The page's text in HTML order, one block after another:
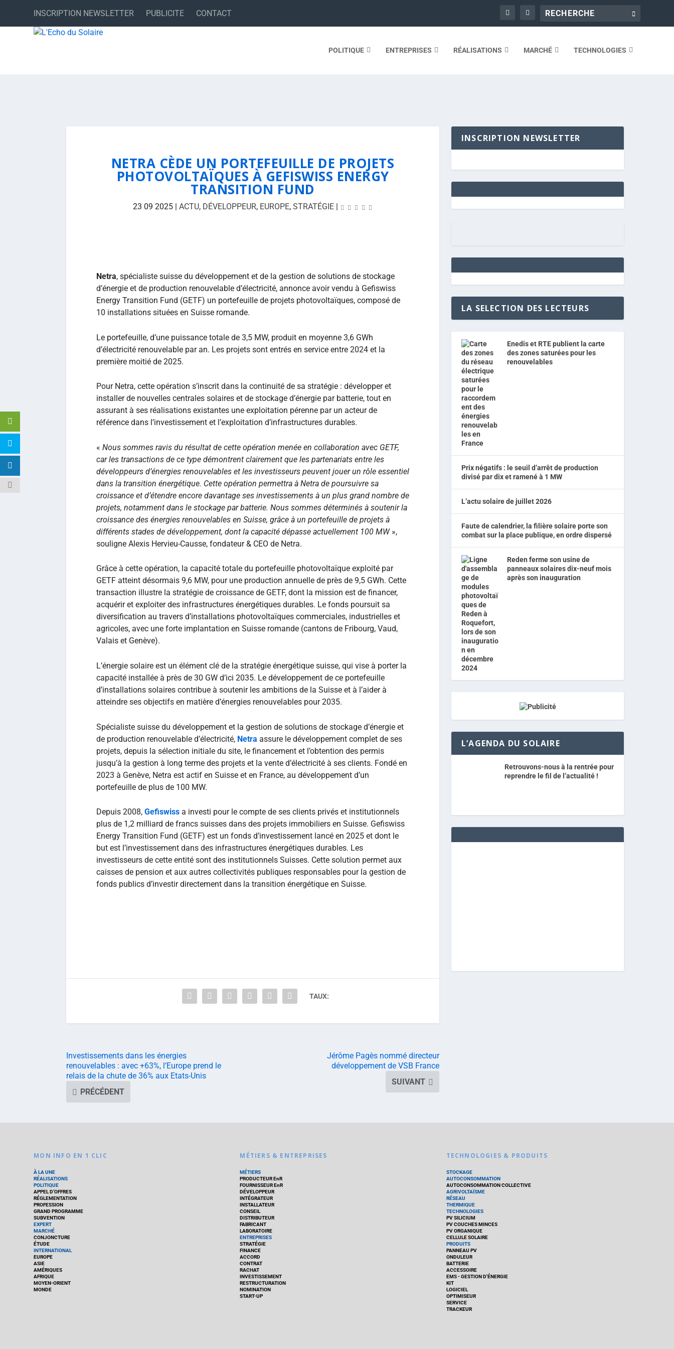
INSCRIPTION NEWSLETTER PUBLICITE CONTACT
POLITIQUE ENTREPRISES RÉALISATIONS MARCHÉ TECHNOLOGIES
NETRA CÈDE UN PORTEFEUILLE DE PROJETS
PHOTOVOLTAÏQUES À GEFISWISS ENERGY
TRANSITION FUND
23 09 2025| ACTU, DÉVELOPPEUR, EUROPE, STRATÉGIE|
Netra, spécialiste suisse du développement et de la gestion de solutions de stockage
d’énergie et de production renouvelable d’électricité, annonce avoir vendu à Gefiswiss
Energy Transition Fund (GETF) un portefeuille de projets photovoltaïques, composé de
10 installations situées en Suisse romande.
Le portefeuille, d’une puissance totale de 3,5 MW, produit en moyenne 3,6 GWh
d’électricité renouvelable par an. Les projets sont entrés en service entre 2024 et la
première moitié de 2025.
Pour Netra, cette opération s’inscrit dans la continuité de sa stratégie : développer et
installer de nouvelles centrales solaires et de stockage d’énergie par batterie, tout en
assurant à ses réalisations existantes une exploitation pérenne par un acteur de
référence dans l’investissement et l’exploitation d’infrastructures durables.
« Nous sommes ravis du résultat de cette opération menée en collaboration avec GETF,
car les transactions de ce type démontrent clairement que les partenariats entre les
développeurs d’énergies renouvelables et les investisseurs peuvent jouer un rôle essentiel
dans la transition énergétique. Cette opération permettra à Netra de poursuivre sa
croissance et d’étendre encore davantage ses investissements à un plus grand nombre de
projets, notamment dans le stockage par batterie. Nous sommes déterminés à soutenir la
croissance des énergies renouvelables en Suisse, grâce à un portefeuille de projets à
différents stades de développement, dont la capacité dépasse actuellement 100 MW»,
souligne Alexis Hervieu-Causse, fondateur & CEO de Netra.
Grâce à cette opération, la capacité totale du portefeuille photovoltaïque exploité par
GETF atteint désormais 9,6 MW, pour une production annuelle de près de 9,5 GWh. Cette
transaction illustre la stratégie de croissance de GETF, dont la mission est de financer,
acquérir et exploiter des infrastructures énergétiques durables. Le fonds poursuit sa
diversification au travers d’installations photovoltaïques commerciales, industrielles et
agricoles, avec une forte implantation en Suisse romande (cantons de Fribourg, Vaud,
Valais et Genève).
L’énergie solaire est un élément clé de la stratégie énergétique suisse, qui vise à porter la
capacité installée à près de 30 GW d’ici 2035. Le développement de ce portefeuille
d’installations solaires contribue à soutenir les ambitions de la Suisse et à l’aider à
atteindre ses objectifs en matière d’énergies renouvelables pour 2035.
Spécialiste suisse du développement et la gestion de solutions de stockage d’énergie et
de production renouvelable d’électricité, Netra assure le développement complet de ses
projets, depuis la sélection initiale du site, le financement et l’obtention des permis
jusqu’à la gestion à long terme des projets et la vente d’électricité à ses clients. Fondé en
2023 à Genève, Netra est actif en Suisse et en France, au développement d’un
portefeuille de plus de 100 MW.
Depuis 2008, Gefiswiss a investi pour le compte de ses clients privés et institutionnels
plus de 1,2 milliard de francs suisses dans des projets immobiliers en Suisse. Gefiswiss
Energy Transition Fund (GETF) est un fonds d’investissement lancé en 2025 et dont le
but est l’investissement dans des infrastructures énergétiques durables. Les
investisseurs de cette entité sont des institutionnels Suisses. Cette solution permet aux
caisses de pension et aux autres collectivités publiques responsables pour la gestion de
fonds publics d’investir directement dans la transition énergétique en Suisse.
TAUX:
Investissements dans les énergies
renouvelables : avec +63%, l’Europe prend le
relais de la chute de 36% aux Etats-Unis
PRÉCÉDENT
Jérôme Pagès nommé directeur
développement de VSB France
SUIVANT
INSCRIPTION NEWSLETTER
LA SELECTION DES LECTEURS
Enedis et RTE publient la carte
des zones saturées pour les
renouvelables
Prix négatifs : le seuil d’arrêt de production
divisé par dix et ramené à 1 MW
L’actu solaire de juillet 2026
Faute de calendrier, la filière solaire porte son
combat sur la place publique, en ordre dispersé
Reden ferme son usine de
panneaux solaires dix-neuf mois
après son inauguration
L’AGENDA DU SOLAIRE
Retrouvons-nous à la rentrée pour
reprendre le fil de l’actualité !
MON INFO EN 1 CLIC
À LA UNE
RÉALISATIONS
POLITIQUE
APPEL D’OFFRES
RÉGLEMENTATION
PROFESSION
GRAND PROGRAMME
SUBVENTION
EXPERT
MARCHÉ
CONJONCTURE
ÉTUDE
INTERNATIONAL
EUROPE
ASIE
AMÉRIQUES
AFRIQUE
MOYEN-ORIENT
MONDE
MÉTIERS & ENTREPRISES
MÉTIERS
PRODUCTEUR EnR
FOURNISSEUR EnR
DÉVELOPPEUR
INTÉGRATEUR
INSTALLATEUR
CONSEIL
DISTRIBUTEUR
FABRICANT
LABORATOIRE
ENTREPRISES
STRATÉGIE
FINANCE
ACCORD
CONTRAT
RACHAT
INVESTISSEMENT
RESTRUCTURATION
NOMINATION
START-UP
TECHNOLOGIES & PRODUITS
STOCKAGE
AUTOCONSOMMATION
AUTOCONSOMMATION COLLECTIVE
AGRIVOLTAÏSME
RÉSEAU
THERMIQUE
TECHNOLOGIES
PV SILICIUM
PV COUCHES MINCES
PV ORGANIQUE
CELLULE SOLAIRE
PRODUITS
PANNEAU PV
ONDULEUR
BATTERIE
ACCESSOIRE
EMS - GESTION D'ÉNERGIE
KIT
LOGICIEL
OPTIMISEUR
SERVICE
TRACKEUR